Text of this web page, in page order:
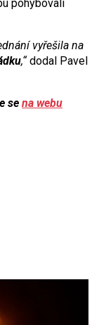
pohybovali
vyřešila na
,“dodal Pavel
se na webu